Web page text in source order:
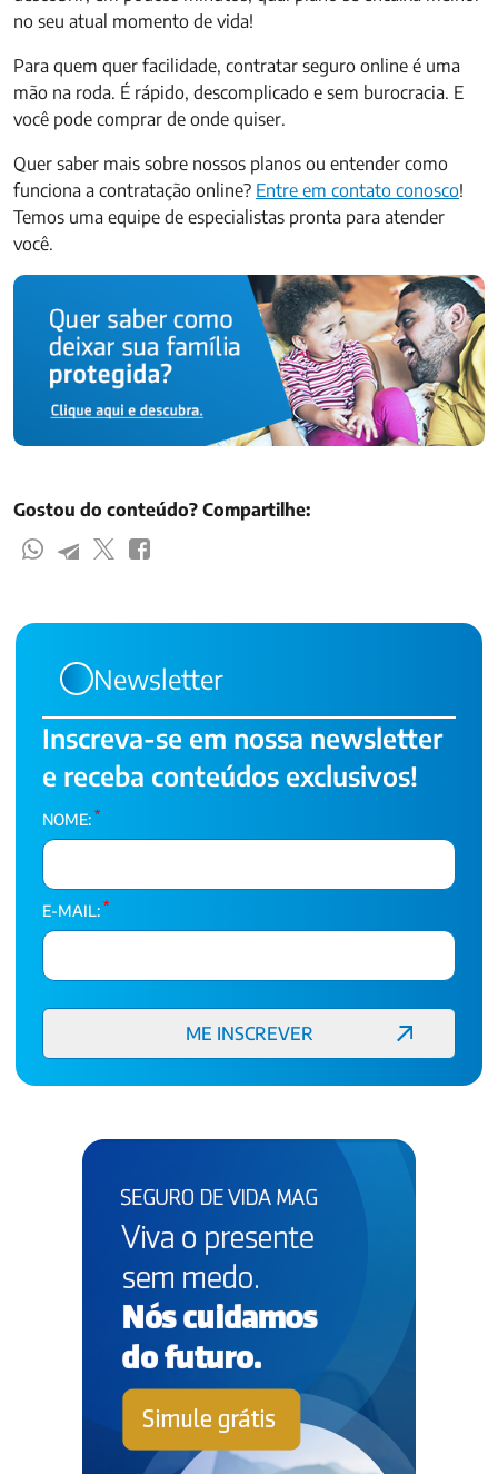
no seu atual momento de vida!
Para quem quer facilidade, contratar seguro online é uma
mão na roda. É rápido, descomplicado e sem burocracia. E
você pode comprar de onde quiser.
Quer saber mais sobre nossos planos ou entender como
funciona a contratação online? Entre em contato conosco!
Temos uma equipe de especialistas pronta para atender
você.
Gostou do conteúdo? Compartilhe:
Newsletter
Inscreva-se em nossa newsletter
e receba conteúdos exclusivos!
NOME: *
E-MAIL: *